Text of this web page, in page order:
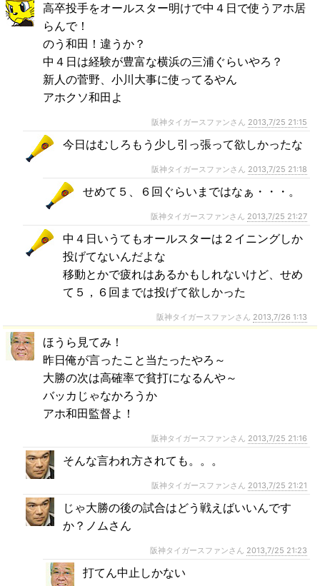
高卒投手をオールスター明けで中４日で使うアホ居
らんで！
のう和田！違うか？
中４日は経験が豊富な横浜の三浦ぐらいやろ？
新人の菅野、小川大事に使ってるやん
アホクソ和田よ
阪神タイガースファンさん 2013,7/25 21:15
今日はむしろもう少し引っ張って欲しかったな
阪神タイガースファンさん 2013,7/25 21:18
せめて５、６回ぐらいまではなぁ・・・。
阪神タイガースファンさん 2013,7/25 21:27
中４日いうてもオールスターは２イニングしか
投げてないんだよな
移動とかで疲れはあるかもしれないけど、せめ
て５，６回までは投げて欲しかった
阪神タイガースファンさん 2013,7/26 1:13
ほうら見てみ！
昨日俺が言ったこと当たったやろ～
大勝の次は高確率で貧打になるんや～
バッカじゃなかろうか
アホ和田監督よ！
阪神タイガースファンさん 2013,7/25 21:16
そんな言われ方されても。。。
阪神タイガースファンさん 2013,7/25 21:21
じゃ大勝の後の試合はどう戦えばいいんです
か？ノムさん
阪神タイガースファンさん 2013,7/25 21:23
打てん中止しかない